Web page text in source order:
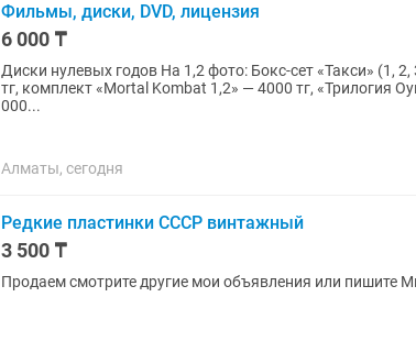
Фильмы, диски, DVD, лицензия
6 000 ₸
Диски нулевых годов На 1,2 фото: Бокс-сет «Такси» (1,
тг, комплект «Mortal Kombat 1,2» — 4000 тг, «Трилогия
000...
Алматы, сегодня
Редкие пластинки СССР винтажный
3 500 ₸
Продаем смотрите другие мои объявления или пишите